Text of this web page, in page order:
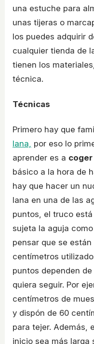
una estuche para
unas tijeras o
los puedes adquirir
cualquier tienda de
tienen los
técnica.
Técnicas
Primero hay que
lana, por eso lo
aprender es a
básico a la hora de
hay que hacer un
lana en una de las
puntos, el truco
sujeta la aguja
pensar que se
centímetros
puntos dependen
quiera seguir. Por
centímetros de
y dispón de 60
para tejer. Además,
inicio sea más larga